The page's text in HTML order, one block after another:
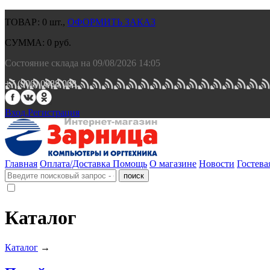
ТОВАР: 0 шт., ОФОРМИТЬ ЗАКАЗ
СУММА: 0 руб.
Состояние склада на 09/08/2026 14:05
+7 (900) 0688 008.
Вход.Регистрация
Главная Оплата/Доставка Помощь О магазине Новости
Каталог
Каталог →